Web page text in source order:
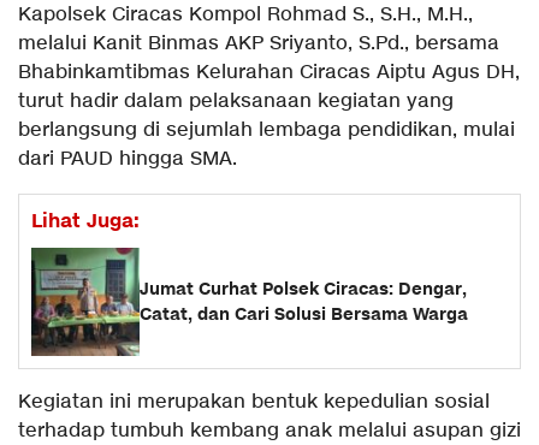
Kapolsek Ciracas Kompol Rohmad S., S.H., M.H.,
melalui Kanit Binmas AKP Sriyanto, S.Pd., bersama
Bhabinkamtibmas Kelurahan Ciracas Aiptu Agus DH,
turut hadir dalam pelaksanaan kegiatan yang
berlangsung di sejumlah lembaga pendidikan, mulai
dari PAUD hingga SMA.
Lihat Juga:
Jumat Curhat Polsek Ciracas: Dengar,
Catat, dan Cari Solusi Bersama Warga
Kegiatan ini merupakan bentuk kepedulian sosial
terhadap tumbuh kembang anak melalui asupan gizi